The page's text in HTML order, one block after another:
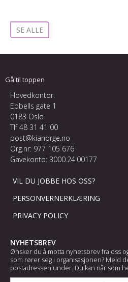
SE ALLE
Gå til toppen
Hovedkontor:
Ebbells gate 1
0183 Oslo
Tlf48 31 41 00
post@kianorge.no
Org.nr: 977 105 676
Gavekonto: 3000.24.00177
VIL DU JOBBE HOS OSS?
PERSONVERNERKLÆRING
PRIVACY POLICY
NYHETSBREV
Ønsker du å motta nyhetsbrev fra oss
som rører seg i organisasjonen? Meld
postadressen under. Du kan når som